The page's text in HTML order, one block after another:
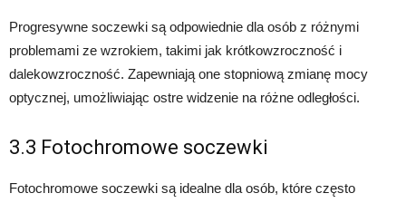
Progresywne soczewki są odpowiednie dla osób z różnymi
problemami ze wzrokiem, takimi jak krótkowzroczność i
dalekowzroczność. Zapewniają one stopniową zmianę mocy
optycznej, umożliwiając ostre widzenie na różne odległości.
3.3 Fotochromowe soczewki
Fotochromowe soczewki są idealne dla osób, które często